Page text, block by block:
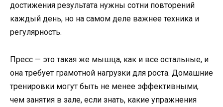
достижения результата нужны сотни повторений
каждый день, но на самом деле важнее техника и
регулярность.
Пресс — это такая же мышца, как и все остальные, и
она требует грамотной нагрузки для роста. Домашние
тренировки могут быть не менее эффективными,
чем занятия в зале, если знать, какие упражнения